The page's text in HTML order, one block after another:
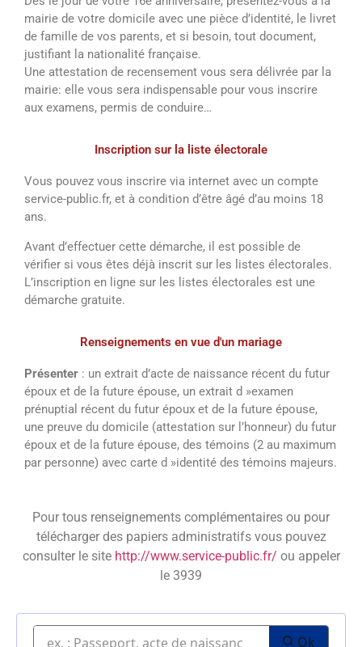
mairie de votre domicile avec une pièce d’identité, le livret
de famille de vos parents, et si besoin, tout document,
justifiant la nationalité française.
Une attestation de recensement vous sera délivrée par la
mairie: elle vous sera indispensable pour vous inscrire
aux examens, permis de conduire…
Inscription sur la liste électorale
Vous pouvez vous inscrire via internet avec un compte
service-public.fr, et à condition d’être âgé d’au moins 18
ans.
Avant d’effectuer cette démarche, il est possible de
vérifier si vous êtes déjà inscrit sur les listes électorales.
L’inscription en ligne sur les listes électorales est une
démarche gratuite.
Renseignements en vue d'un mariage
Présenter : un extrait d’acte de naissance récent du futur
époux et de la future épouse, un extrait d »examen
prénuptial récent du futur époux et de la future épouse,
une preuve du domicile (attestation sur l’honneur) du futur
époux et de la future épouse, des témoins (2 au maximum
par personne) avec carte d »identité des témoins majeurs.
Pour tous renseignements complémentaires ou pour
télécharger des papiers administratifs vous pouvez
consulter le site http://www.service-public.fr/ ou appeler
le 3939
Ok